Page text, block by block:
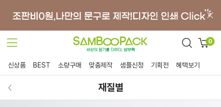
0
신상품 BEST 소량구매 맞춤제작 샘플신청 기획전 혜택보기
재질별